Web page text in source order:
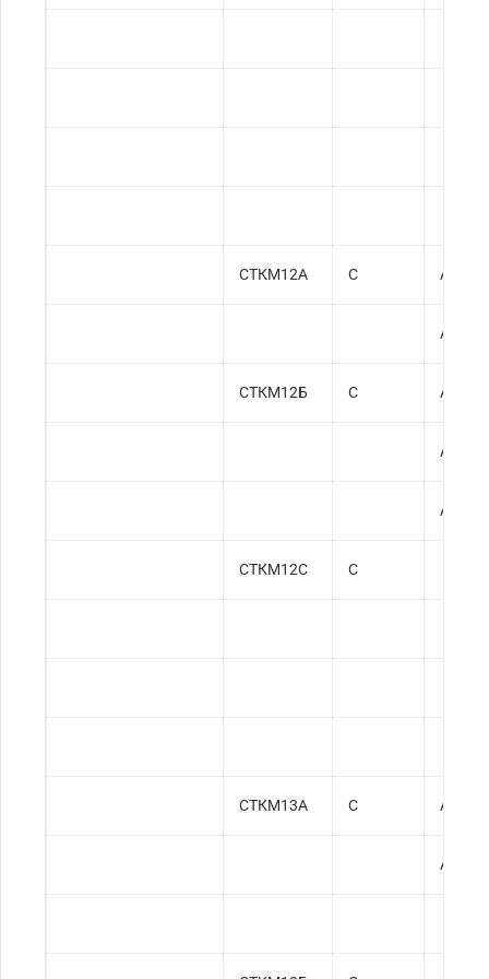
СТКМ12А С АСТМ
АСТМ
СТКМ12Б С АСТМ
АСТМ
АСТМ
СТКМ12С С
СТКМ13А С АСТМ
АСТМ